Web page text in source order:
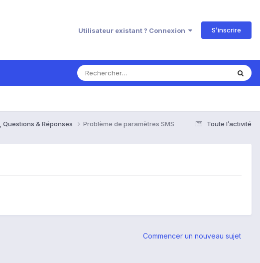
Utilisateur existant ? Connexion S’inscrire
Toute l’activité
& Réponses Problème de paramètres SMS
Commencer un nouveau sujet